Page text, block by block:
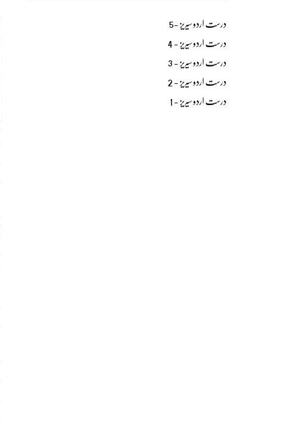
درست اردو سیریز -5
درست اردو سیریز - 4
درست اردو سیریز - 3
درست اردو سیریز - 2
درست اردو سیریز - 1